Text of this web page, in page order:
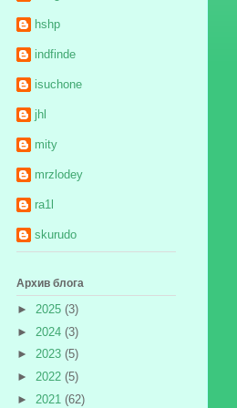
hshp
indfinde
isuchone
jhl
mity
mrzlodey
ra1l
skurudo
Архив блога
► 2025 (3)
► 2024 (3)
► 2023 (5)
► 2022 (5)
► 2021 (62)